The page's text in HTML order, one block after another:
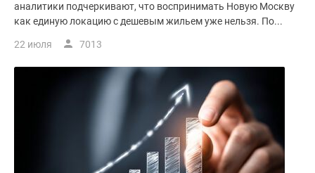
аналитики подчеркивают, что воспринимать Новую Москву
как единую локацию с дешевым жильем уже нельзя. По...
22 июля 7013